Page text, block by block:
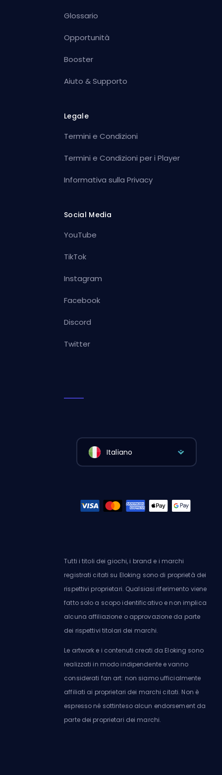
Glossario
Opportunità
Booster
Aiuto & Supporto
Legale
Termini e Condizioni
Termini e Condizioni per i Player
Informativa sulla Privacy
Social Media
YouTube
TikTok
Instagram
Facebook
Discord
Twitter
Italiano
Tutti i titoli dei giochi, i brand e i marchi
registrati citati su Eloking sono di proprietà dei
rispettivi proprietari. Qualsiasi riferimento viene
fatto solo a scopo identificativo e non implica
alcuna affiliazione o approvazione da parte
dei rispettivi titolari dei marchi.
Le artwork e i contenuti creati da Eloking sono
realizzati in modo indipendente e vanno
considerati fan art: non siamo ufficialmente
affiliati ai proprietari dei marchi citati. Non è
espresso né sottinteso alcun endorsement da
parte dei proprietari dei marchi.